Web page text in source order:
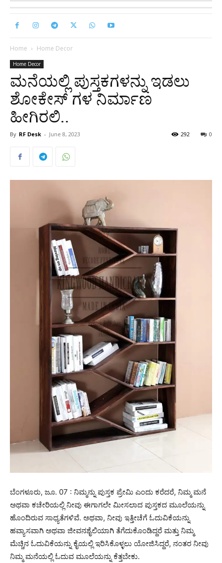
Home Home Decor
Home Decor
ಮನೆಯಲ್ಲಿ ಪುಸ್ತಕಗಳನ್ನು ಇಡಲು
ಶೋಕೇಸ್ ಗಳ ನಿರ್ಮಾಣ
ಹೀಗಿರಲಿ..
By RF Desk - June 8, 2023 0
292
ಬೆಂಗಳೂರು, ಜೂ. 07 : ನಿಮ್ಮನ್ನು ಪುಸ್ತಕ ಪ್ರೇಮಿ ಎಂದು ಕರೆದರೆ, ನಿಮ್ಮ ಮನೆ
ಅಥವಾ ಕಚೇರಿಯಲ್ಲಿ ನೀವು ಈಗಾಗಲೇ ಮೀಸಲಾದ ಪುಸ್ತಕದ ಮೂಲೆಯನ್ನು
ಹೊಂದಿರುವ ಸಾಧ್ಯತೆಗಳಿವೆ. ಅಥವಾ, ನೀವು ಇತ್ತೀಚೆಗೆ ಓದುವಿಕೆಯನ್ನು
ಹವ್ಯಾಸವಾಗಿ ಅಥವಾ ಜೀವನಶೈಲಿಯಾಗಿ ತೆಗೆದುಕೊಂಡಿದ್ದರೆ ಮತ್ತು ನಿಮ್ಮ
ಮೆಚ್ಚಿನ ಓದುವಿಕೆಯನ್ನು ಕೈಯಲ್ಲಿ ಇರಿಸಿಕೊಳ್ಳಲು ಯೋಜಿಸಿದ್ದರೆ, ನಂತರ ನೀವು
ನಿಮ್ಮ ಮನೆಯಲ್ಲಿ ಓದುವ ಮೂಲೆಯನ್ನು ಕೆತ್ತಬೇಕು.